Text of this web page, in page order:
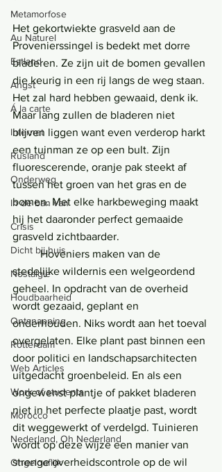
Metamorfose
Au Naturel
Estland
Angst
Á la carte
Internet
Rusland
Onderweg
In de ban van
Crisis
Dicht bij huis
Nostalgie
Houdbaarheid
Ontsnapping
Rotterdam
Web Articles
Work of students
Morocco
Nederland, Oh Nederland
Ongelooflijk
Het gekortwiekte grasveld aan de
Provenierssingel is bedekt met dorre
bladeren. Ze zijn uit de bomen gevallen
die keurig in een rij langs de weg staan.
Het zal hard hebben gewaaid, denk ik.
Maar lang zullen de bladeren niet
blijven liggen want even verderop harkt
een tuinman ze op een bult. Zijn
fluorescerende, oranje pak steekt af
tussen het groen van het gras en de
bomen. Met elke harkbeweging maakt
hij het daaronder perfect gemaaide
grasveld zichtbaarder.
	Hoveniers maken van de
stedelijke wildernis een welgeordend
geheel. In opdracht van de overheid
wordt gezaaid, geplant en
onderhouden. Niks wordt aan het toeval
overgelaten. Elke plant past binnen een
door politici en landschapsarchitecten
uitgedacht groenbeleid. En als een
ongewenst plantje of pakket bladeren
niet in het perfecte plaatje past, wordt
dit weggewerkt of verdelgd. Tuinieren
wordt op deze wijze een manier van
strenge overheidscontrole op de wil